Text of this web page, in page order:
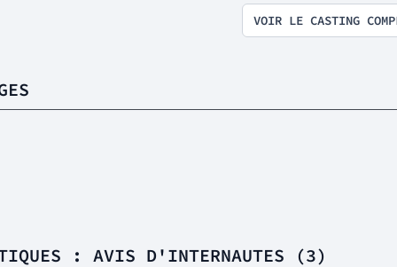
VOIR LE CASTING
: AVIS D'INTERNAUTES (3)